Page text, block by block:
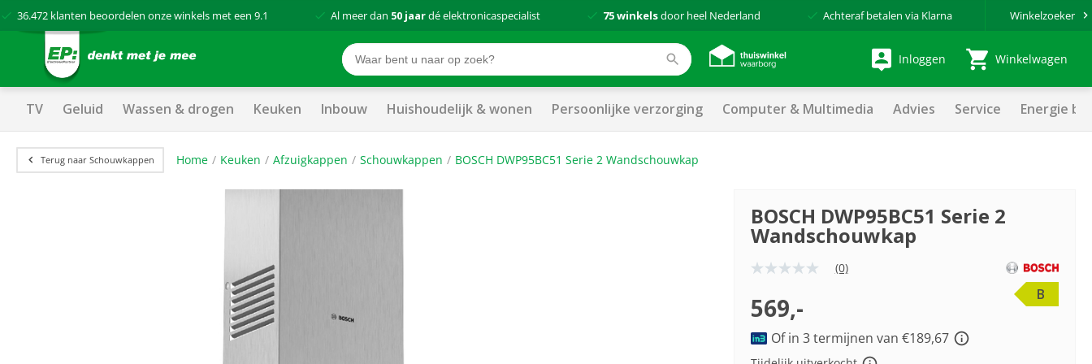
36.472 klanten beoordelen onze winkels met een 9.1 Al meer dan 50 jaardé elektronicaspecialist 75 winkelsdoor heel Nederland Achteraf betalen via Klarna Winkelzoeker
Inloggen Winkelwagen
TV Geluid Wassen & drogen Keuken Inbouw Huishoudelijk & wonen Persoonlijke verzorging Computer & Multimedia Advies Service Energie
Terug naar Schouwkappen Home Keuken Afzuigkappen Schouwkappen BOSCH DWP95BC51 Serie 2 Wandschouwkap
BOSCH DWP95BC51 Serie 2
Wandschouwkap
Geen
Dezelfde
paginalink.
(0)
569,-
Of in 3 termijnen van €189,67
B